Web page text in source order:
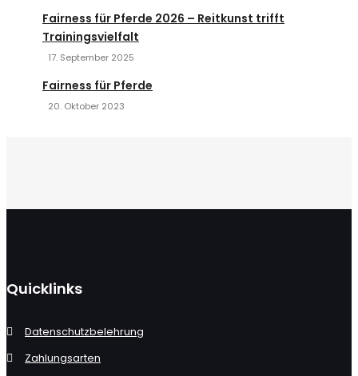
Fairness für Pferde 2026 – Reitkunst trifft
Trainingsvielfalt
17. September 2025
Fairness für Pferde
20. Oktober 2023
Quicklinks
Datenschutzbelehrung
Zahlungsarten